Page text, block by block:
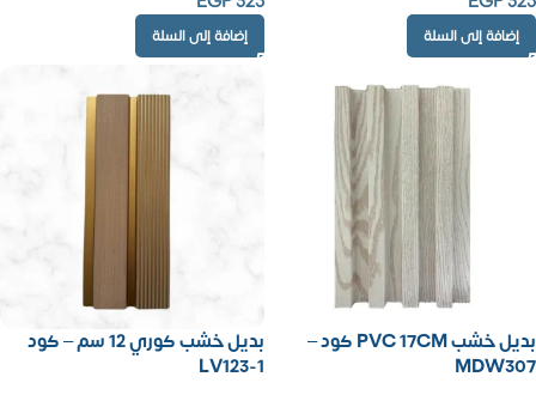
إضافة إلى السلة إضافة إلى السلة
بديل خشب PVC 17CM كود –
MDW307
بديل خشب كوري 12 سم – كود
LV123-1